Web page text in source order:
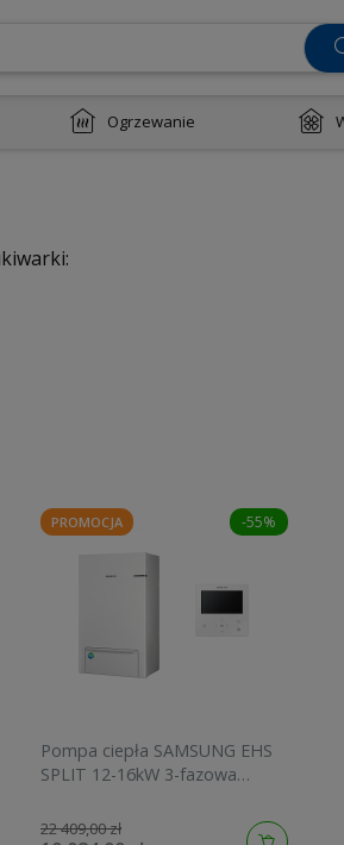
Ogrzewanie
-55%
Pompa ciepła SAMSUNG EHS
SPLIT 12-16kW 3-fazowa
sterownikiem
22 409,00 zł
PROMOCJA